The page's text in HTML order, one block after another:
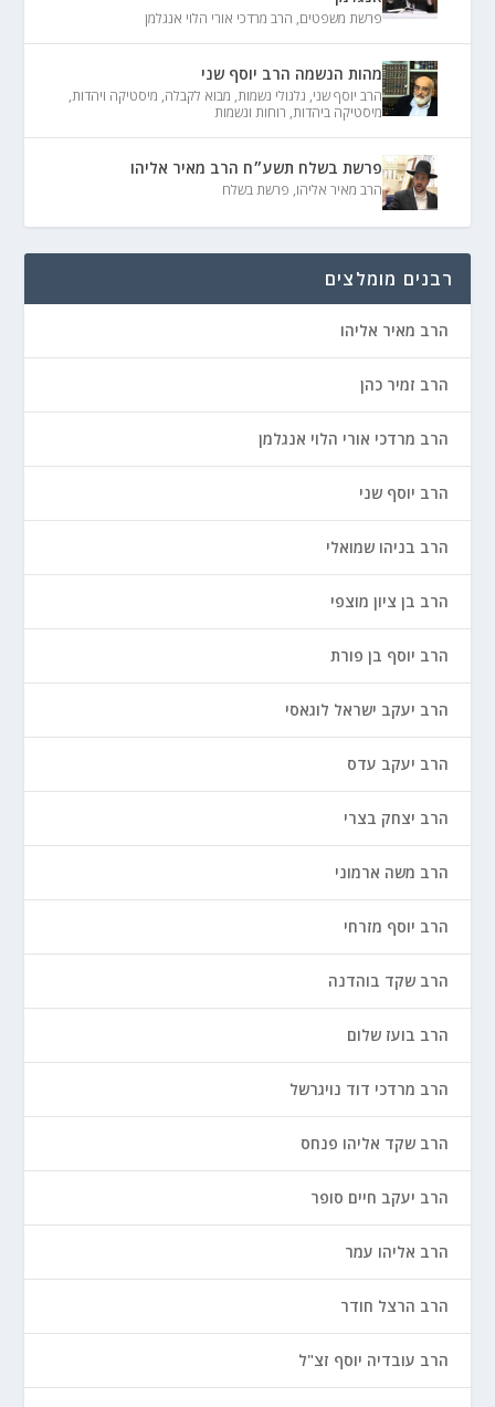
פרשת משפטים, הרב מרדכי אורי הלוי אנגלמן
מהות הנשמה הרב יוסף שני
הרב יוסף שני, גלגולי נשמות, מבוא לקבלה, מיסטיקה ויהדות,
מיסטיקה ביהדות, רוחות ונשמות
פרשת בשלח תשע״ח הרב מאיר אליהו
הרב מאיר אליהו, פרשת בשלח
רבנים מומלצים
הרב מאיר אליהו
הרב זמיר כהן
הרב מרדכי אורי הלוי אנגלמן
הרב יוסף שני
הרב בניהו שמואלי
הרב בן ציון מוצפי
הרב יוסף בן פורת
הרב יעקב ישראל לוגאסי
הרב יעקב עדס
הרב יצחק בצרי
הרב משה ארמוני
הרב יוסף מזרחי
הרב שקד בוהדנה
הרב בועז שלום
הרב מרדכי דוד נויגרשל
הרב שקד אליהו פנחס
הרב יעקב חיים סופר
הרב אליהו עמר
הרב הרצל חודר
הרב עובדיה יוסף זצ"ל